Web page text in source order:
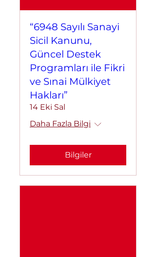
“6948 Sayılı Sanayi
Sicil Kanunu,
Güncel Destek
Programları ile Fikri
ve Sınai Mülkiyet
Hakları”
14 Eki Sal
Daha Fazla Bilgi
Bilgiler